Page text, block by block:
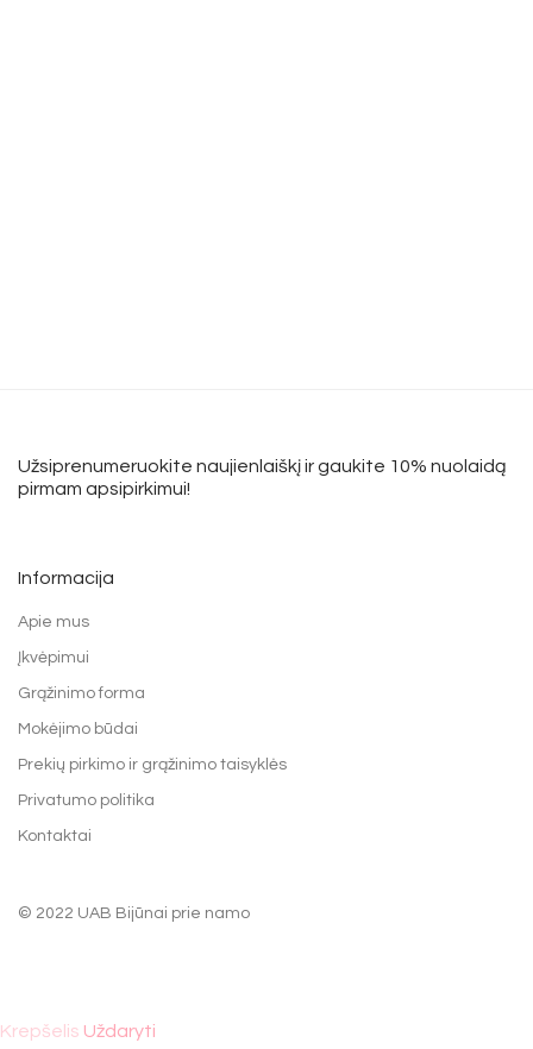
Užsiprenumeruokite naujienlaiškį ir gaukite 10% nuolaidą
pirmam apsipirkimui!
Informacija
Apie mus
Įkvėpimui
Grąžinimo forma
Mokėjimo būdai
Prekių pirkimo ir grąžinimo taisyklės
Privatumo politika
Kontaktai
© 2022 UAB Bijūnai prie namo
Krepšelis Uždaryti